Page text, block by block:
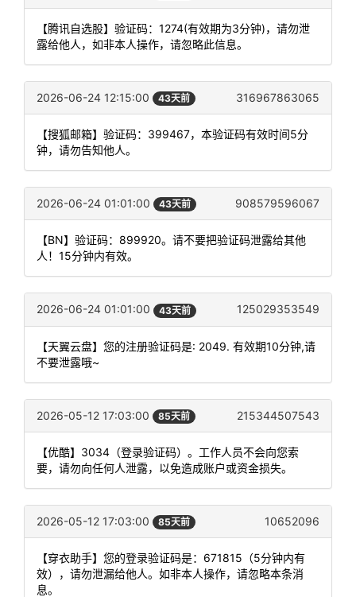
【腾讯自选股】验证码：1274(有效期为3分钟)，请勿泄
露给他人，如非本人操作，请忽略此信息。
2026-06-24 12:15:00 43天前 316967863065
【搜狐邮箱】验证码：399467，本验证码有效时间5分
钟，请勿告知他人。
2026-06-24 01:01:00 43天前 908579596067
【BN】验证码：899920。请不要把验证码泄露给其他
人！15分钟内有效。
2026-06-24 01:01:00 43天前 125029353549
【天翼云盘】您的注册验证码是: 2049. 有效期10分钟,请
不要泄露哦~
2026-05-12 17:03:00 85天前 215344507543
【优酷】3034（登录验证码）。工作人员不会向您索
要，请勿向任何人泄露，以免造成账户或资金损失。
2026-05-12 17:03:00 85天前 10652096
【穿衣助手】您的登录验证码是：671815（5分钟内有
效），请勿泄漏给他人。如非本人操作，请忽略本条消
息。